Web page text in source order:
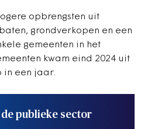
opbrengsten uit
grondverkopen en een
gemeenten in het
kwam eind 2024 uit
in een jaar.
publieke sector